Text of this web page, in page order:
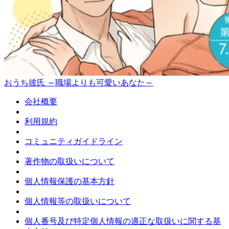
おうち彼氏 ～職場よりも可愛いあなた～
会社概要
利用規約
コミュニティガイドライン
著作物の取扱いについて
個人情報保護の基本方針
個人情報等の取扱いについて
個人番号及び特定個人情報の適正な取扱いに関する基